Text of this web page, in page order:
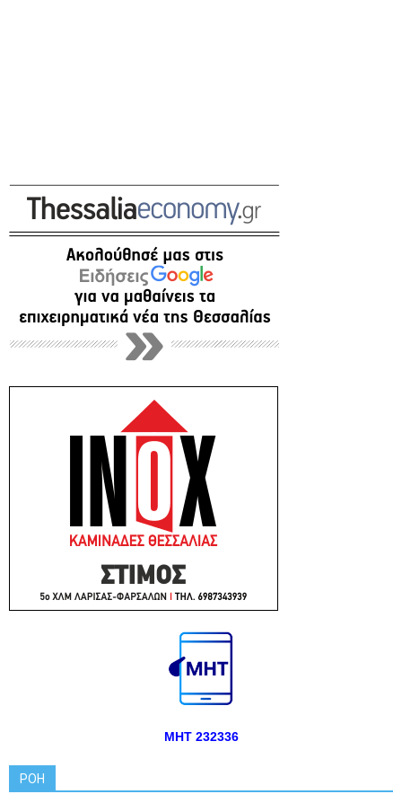
ΜΗΤ 232336
ΡΟΗ